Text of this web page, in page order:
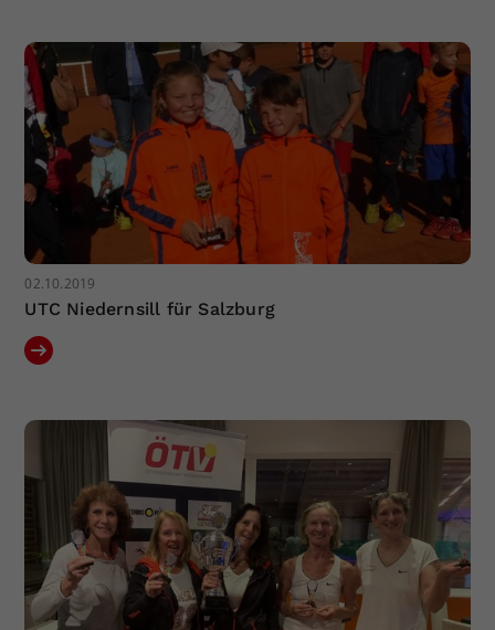
02.10.2019
UTC Niedernsill für Salzburg
Zweck
Einstellungen. Unter anderem eine
zufällig generierte ID, für die
historische Speicherung Ihrer
vorgenommen Einstellungen, falls der
Webseiten-Betreiber dies eingestellt
hat.